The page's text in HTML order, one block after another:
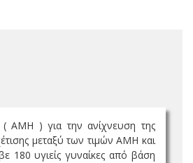
( ΑΜΗ ) για την ανίχνευση της
μεταξύ των τιμών ΑΜΗ και
180 υγιείς γυναίκες από βάση